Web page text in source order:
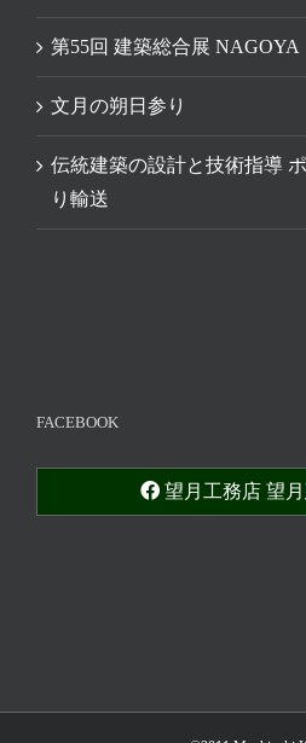
第55回 建築総合展 NAGOYA
文月の朔日参り
伝統建築の設計と技術指導
り輸送
FACEBOOK
望月工務店 望